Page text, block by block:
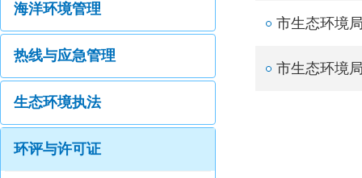
海洋环境管理
热线与应急管理
生态环境执法
环评与许可证
市生态环境
市生态环境